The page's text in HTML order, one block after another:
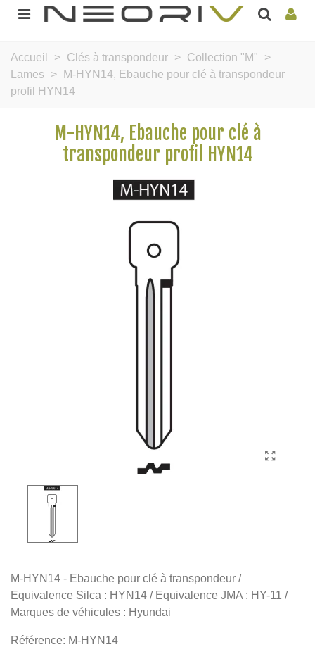
Accueil > Clés à transpondeur > Collection "M"
>
Lames
>
M-HYN14, Ebauche pour clé à transpondeur
profil HYN14
M-HYN14, Ebauche pour clé à
transpondeur profil HYN14
M-HYN14 - Ebauche pour clé à transpondeur /
Equivalence Silca : HYN14 / Equivalence JMA : HY-11 /
Marques de véhicules : Hyundai
Référence: M-HYN14